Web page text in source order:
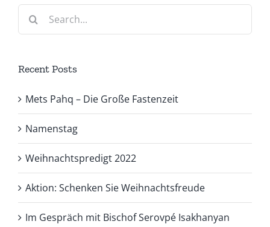
Search
Recent Posts
Mets Pahq – Die Große Fastenzeit
Namenstag
Weihnachtspredigt 2022
Aktion: Schenken Sie Weihnachtsfreude
Im Gespräch mit Bischof Serovpé Isakhanyan